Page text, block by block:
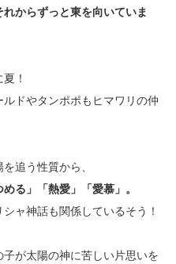
れからずっと東を向いていま
！
ドやタンポポもヒマワリの仲
追う性質から、
る」「熱愛」「愛慕」。
ャ神話も関係しているそう！
が太陽の神に苦しい片思いを